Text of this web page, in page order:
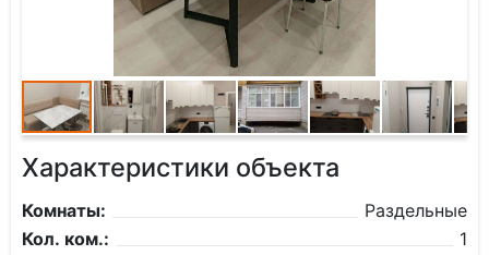
Характеристики объекта
Комнаты:
Раздельные
Кол. ком.:
1